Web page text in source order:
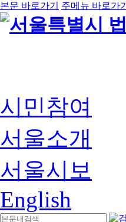
본문 바로가기 주메뉴 바로가기
시민참여
서울소개
서울시보
English